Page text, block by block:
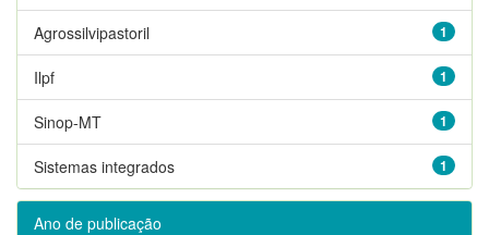
1
Agrossilvipastoril
1
Ilpf
1
Sinop-MT
1
Sistemas integrados
Ano de publicação